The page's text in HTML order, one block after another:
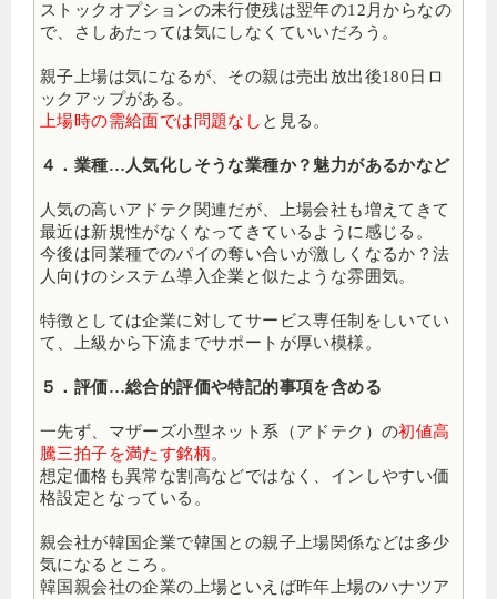
ストックオプションの未行使残は翌年の12月からなの
で、さしあたっては気にしなくていいだろう。
親子上場は気になるが、その親は売出放出後180日ロ
ックアップがある。
上場時の需給面では問題なし と見る。
４．業種…人気化しそうな業種か？魅力があるかなど
人気の高いアドテク関連だが、上場会社も増えてきて
最近は新規性がなくなってきているように感じる。
今後は同業種でのパイの奪い合いが激しくなるか？法
人向けのシステム導入企業と似たような雰囲気。
特徴としては企業に対してサービス専任制をしいてい
て、上級から下流までサポートが厚い模様。
５．評価…総合的評価や特記的事項を含める
一先ず、マザーズ小型ネット系（アドテク）の初値高
騰三拍子を満たす銘柄。
想定価格も異常な割高などではなく、インしやすい価
格設定となっている。
親会社が韓国企業で韓国との親子上場関係などは多少
気になるところ。
韓国親会社の企業の上場といえば昨年上場のハナツア